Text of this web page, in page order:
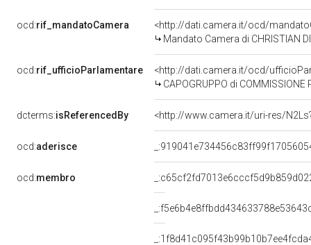
ocd:rif_mandatoCamera
<http://dati.camera.it/ocd/
Mandato Camera di CHRISTIAN
ocd:rif_ufficioParlamentare
<http://dati.camera.it/ocd/
CAPOGRUPPO di COMMISSIONE
dcterms:isReferencedBy <http://www.camera.it/uri-res/
ocd:aderisce
ocd:membro